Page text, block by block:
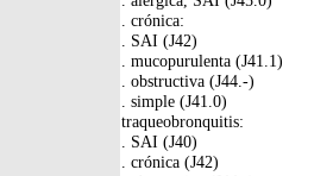
. crónica:
. SAI (J42)
. mucopurulenta (J41.1)
. obstructiva (J44.-)
. simple (J41.0)
traqueobronquitis:
. SAI (J40)
. crónica (J42)